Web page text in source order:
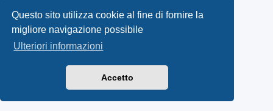
Questo sito utilizza cookie al fine di fornire la
migliore navigazione possibile
Ulteriori informazioni
Accetto